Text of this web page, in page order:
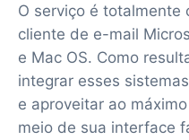
O serviço é totalmente
cliente de e-mail
e Mac OS. Como
integrar esses
e aproveitar ao
meio de sua interface